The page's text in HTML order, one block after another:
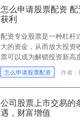
怎么申请股票配资
获利
配资专业股票是一种杠杆
大的资金，从而放大投资
票可以成为解锁投资新高
怎么申请股票配资 作者：
公司股票上市交易的
遇，财富增值